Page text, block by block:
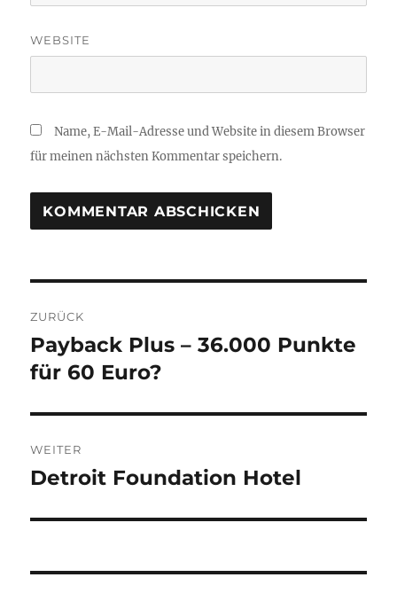
WEBSITE
Name, E-Mail-Adresse und Website in diesem Browser
für meinen nächsten Kommentar speichern.
ZURÜCK
Vorheriger
Beitrag:
Payback Plus – 36.000 Punkte
für 60 Euro?
WEITER
Nächster
Detroit Foundation Hotel